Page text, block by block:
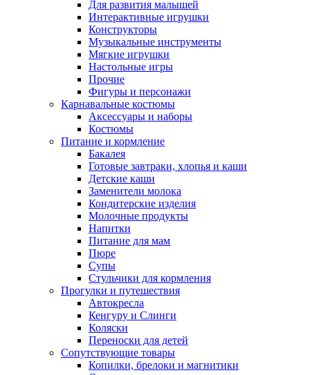
Для развития малышей
Интерактивные игрушки
Конструкторы
Музыкальные инструменты
Мягкие игрушки
Настольные игры
Прочие
Фигуры и персонажи
Карнавальные костюмы
Аксессуары и наборы
Костюмы
Питание и кормление
Бакалея
Готовые завтраки, хлопья и каши
Детские каши
Заменители молока
Кондитерские изделия
Молочные продукты
Напитки
Питание для мам
Пюре
Супы
Стульчики для кормления
Прогулки и путешествия
Автокресла
Кенгуру и Слинги
Коляски
Переноски для детей
Сопутствующие товары
Копилки, брелоки и магнитики